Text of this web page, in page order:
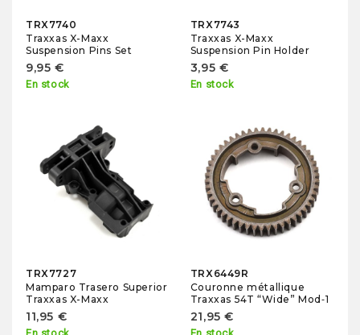
TRX7740
Traxxas X-Maxx
Suspension Pins Set
9,95 €
En stock
TRX7743
Traxxas X-Maxx
Suspension Pin Holder
3,95 €
En stock
TRX7727
Mamparo Trasero Superior
Traxxas X-Maxx
11,95 €
TRX6449R
Couronne métallique
Traxxas 54T “Wide” Mod‑1
21,95 €